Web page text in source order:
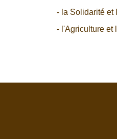
- la Solidarité et
- l'Agriculture et